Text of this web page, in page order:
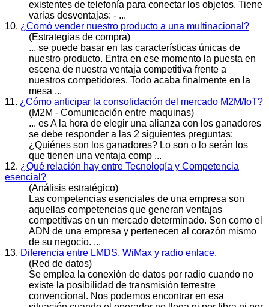
existentes de telefonía para conectar los objetos. Tiene
varias desventajas: - ...
10. ¿Comó vender nuestro producto a una multinacional?
(Estrategias de compra)
... se puede basar en las características únicas de
nuestro producto. Entra en ese momento la puesta en
escena de nuestra ventaja competitiva frente a
nuestros competidores. Todo acaba finalmente en la
mesa ...
11. ¿Cómo anticipar la consolidación del mercado M2M/IoT?
(M2M - Comunicación entre maquinas)
... es A la hora de elegir una alianza con los ganadores
se debe responder a las 2 siguientes preguntas:
¿Quiénes son los ganadores? Lo son o lo serán los
que tienen una ventaja comp ...
12. ¿Qué relación hay entre Tecnología y Competencia
esencial?
(Análisis estratégico)
Las competencias esenciales de una empresa son
aquellas competencias que generan ventajas
competitivas en un mercado determinado. Son como el
ADN de una empresa y pertenecen al corazón mismo
de su negocio. ...
13. Diferencia entre LMDS, WiMax y radio enlace.
(Red de datos)
Se emplea la conexión de datos por radio cuando no
existe la posibilidad de transmisión terrestre
convencional. Nos podemos encontrar en esa